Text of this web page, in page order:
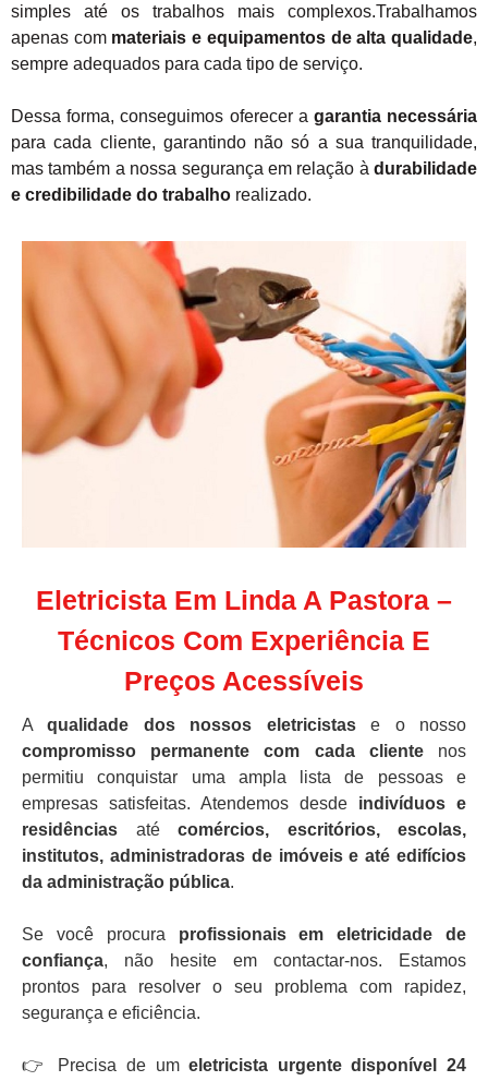
simples até os trabalhos mais complexos.Trabalhamos
apenas com materiais e equipamentos de alta qualidade,
sempre adequados para cada tipo de serviço.
Dessa forma, conseguimos oferecer a garantia necessária
para cada cliente, garantindo não só a sua tranquilidade,
mas também a nossa segurança em relação à durabilidade
e credibilidade do trabalho realizado.
Eletricista Em Linda A Pastora –
Técnicos Com Experiência E
Preços Acessíveis
Aqualidade dos nossos eletricistase o nosso
compromisso permanente com cada clientenos
permitiu conquistar uma ampla lista de pessoas e
empresas satisfeitas. Atendemos desde indivíduos e
residências até comércios, escritórios, escolas,
institutos, administradoras de imóveis e até edifícios
da administração pública.
Se você procura profissionais em eletricidade de
confiança, não hesite em contactar-nos. Estamos
prontos para resolver o seu problema com rapidez,
segurança e eficiência.
👉 Precisa de umeletricista urgente disponível 24